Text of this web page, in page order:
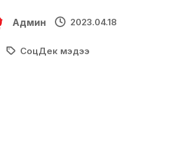
Админ 2023.04.18
СоцДек мэдээ